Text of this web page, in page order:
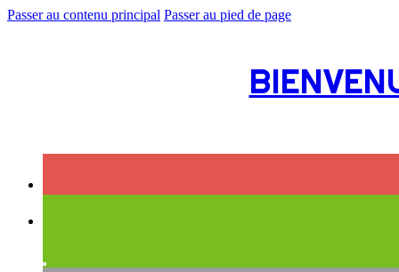
Passer au contenu principal Passer au pied de page